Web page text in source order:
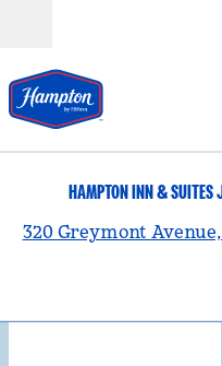
HAMPTON INN & SUITES
320 Greymont